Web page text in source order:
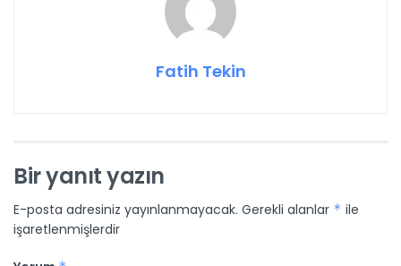
Fatih Tekin
Bir yanıt yazın
E-posta adresiniz yayınlanmayacak. Gerekli alanlar * ile
işaretlenmişlerdir